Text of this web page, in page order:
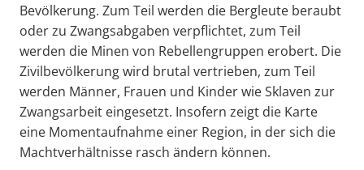
Bevölkerung. Zum Teil werden die Bergleute beraubt
oder zu Zwangsabgaben verpflichtet, zum Teil
werden die Minen von Rebellengruppen erobert. Die
Zivilbevölkerung wird brutal vertrieben, zum Teil
werden Männer, Frauen und Kinder wie Sklaven zur
Zwangsarbeit eingesetzt. Insofern zeigt die Karte
eine Momentaufnahme einer Region, in der sich die
Machtverhältnisse rasch ändern können.